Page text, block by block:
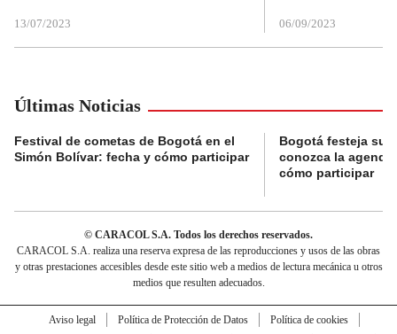
13/07/2023 06/09/2023
Últimas Noticias
Festival de cometas de Bogotá en el
Simón Bolívar: fecha y cómo participar
Bogotá festeja su
conozca la
cómo participar
© CARACOL S.A. Todos los derechos reservados.
CARACOL S.A. realiza una reserva expresa de las reproducciones y usos de las obras
y otras prestaciones accesibles desde este sitio web a medios de lectura mecánica u otros
medios que resulten adecuados.
Aviso legal Política de Protección de Datos
Política de cookies